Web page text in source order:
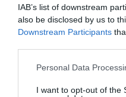
IAB’s list of downstream
also be disclosed by us to
Downstream Participants
Please note that this
not limited to your visit or
Personal Data
I want to opt-out of the
στο
και
ειδήσεις